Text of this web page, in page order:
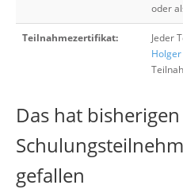
oder
Teilnahmezertifikat: Jeder
Das hat bisherigen
gefallen